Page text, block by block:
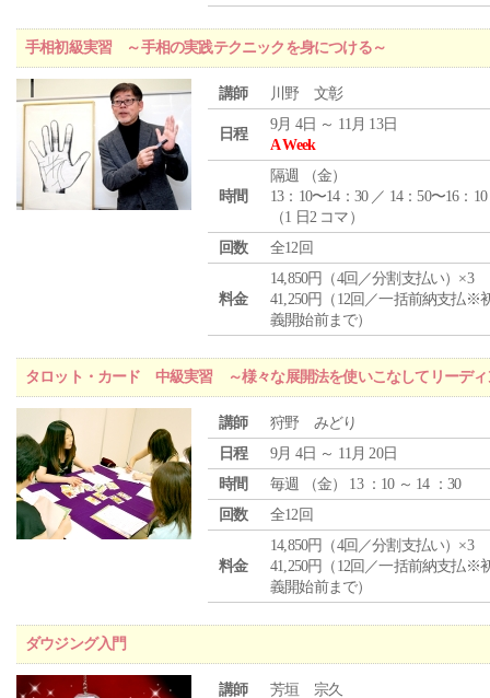
手相初級実習 ～手相の実践テクニックを身につける～
講師 川野 文彰
日程
9月 4日 ～ 11月 13日
A Week
時間
隔週 （金）
13：10〜14：30 ／ 14：50〜16：10
（1 日2 コマ）
回数
全12回
料金
14,850円（4回／分割支払い）×3
41,250円（12回／一括前納支払※
義開始前まで）
タロット・カード 中級実習 ～様々な展開法を使いこなしてリーディ
講師
狩野 みどり
日程
9月 4日 ～ 11月 20日
時間
毎週 （金） 13 ：10 ～ 14 ：30
回数
全12回
料金
14,850円（4回／分割支払い）×3
41,250円（12回／一括前納支払※
義開始前まで）
ダウジング入門
講師 芳垣 宗久